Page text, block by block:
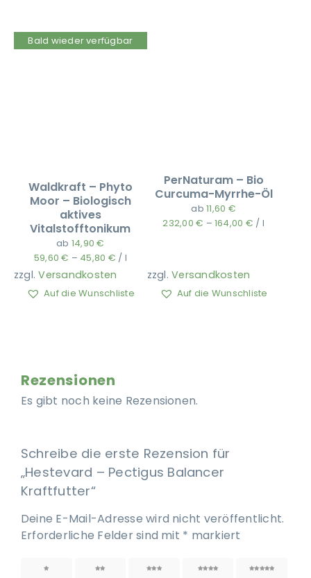
Bald wieder verfügbar
Waldkraft – Phyto
Moor – Biologisch
aktives
Vitalstofftonikum
ab 14,90€
59,60€ – 45,80 € / l
zzgl.Versandkosten
Auf die Wunschliste
PerNaturam – Bio
Curcuma-Myrrhe-Öl
ab11,60 €
232,00€ – 164,00 € / l
zzgl.Versandkosten
Auf die Wunschliste
Rezensionen
Es gibt noch keine Rezensionen.
Schreibe die erste Rezension für
„Hestevard – Pectigus Balancer
Kraftfutter“
Deine E-Mail-Adresse wird nicht veröffentlicht.
Erforderliche Felder sind mit * markiert
1 von 2 von 3 von 4 von 5 von